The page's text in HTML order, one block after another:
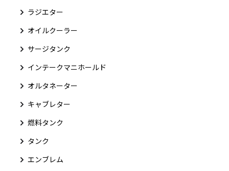
ラジエター
オイルクーラー
サージタンク
インテークマニホールド
オルタネーター
キャブレター
燃料タンク
タンク
エンブレム